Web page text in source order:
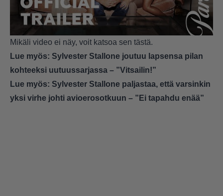
Mikäli video ei näy, voit katsoa sen tästä.
Lue myös: Sylvester Stallone joutuu lapsensa pilan
kohteeksi uutuussarjassa – ”Vitsailin!”
Lue myös: Sylvester Stallone paljastaa, että varsinkin
yksi virhe johti avioerosotkuun – ”Ei tapahdu enää”